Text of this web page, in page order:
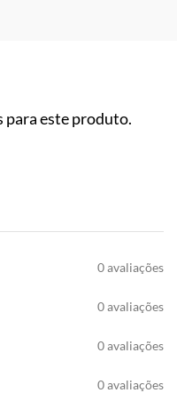
para este produto.
0 avaliações
0 avaliações
0 avaliações
0 avaliações